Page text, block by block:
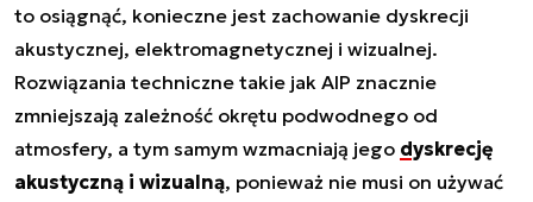
to osiągnąć, konieczne jest zachowanie dyskrecji
akustycznej, elektromagnetycznej i wizualnej.
Rozwiązania techniczne takie jak AIP znacznie
zmniejszają zależność okrętu podwodnego od
atmosfery, a tym samym wzmacniają jego dyskrecję
akustyczną i wizualną, ponieważ nie musi on używać